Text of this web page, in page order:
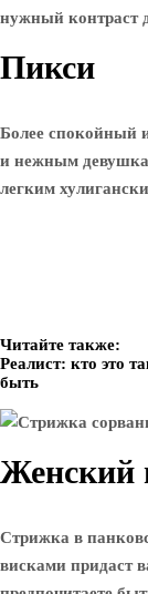
нужный контраст
Пикси
Более спокойный
и нежным
легким
Читайте также:
Реалист: кто это
быть
Женский
Стрижка в
висками придаст